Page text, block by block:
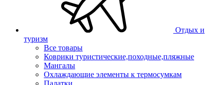
Отдых и
туризм
Все товары
Коврики туристические,походные,пляжные
Мангалы
Охлаждающие элементы к термосумкам
Палатки